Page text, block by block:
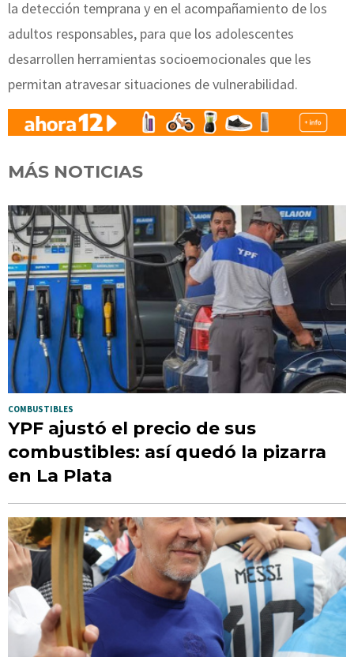
la detección temprana y en el acompañamiento de los
adultos responsables, para que los adolescentes
desarrollen herramientas socioemocionales que les
permitan atravesar situaciones de vulnerabilidad.
MÁS NOTICIAS
COMBUSTIBLES
YPF ajustó el precio de sus
combustibles: así quedó la pizarra
en La Plata